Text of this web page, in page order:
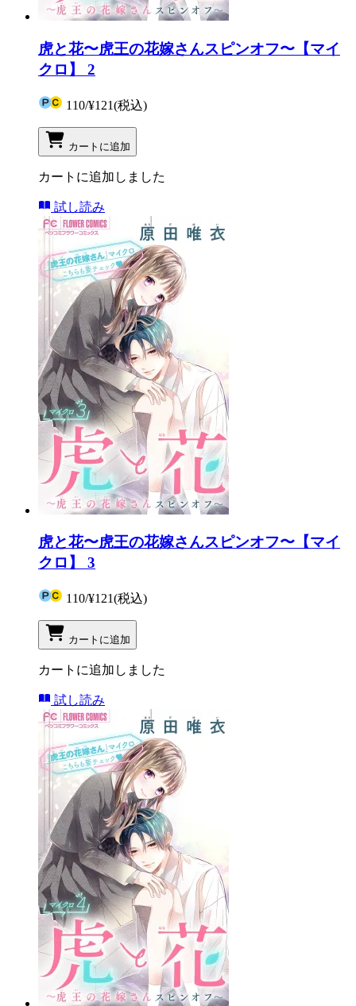
虎と花〜虎王の花嫁さんスピンオフ〜【マイ
クロ】 2
110/¥121(税込)
カートに追加
カートに追加しました
試し読み
虎と花〜虎王の花嫁さんスピンオフ〜【マイ
クロ】 3
110/¥121(税込)
カートに追加
カートに追加しました
試し読み